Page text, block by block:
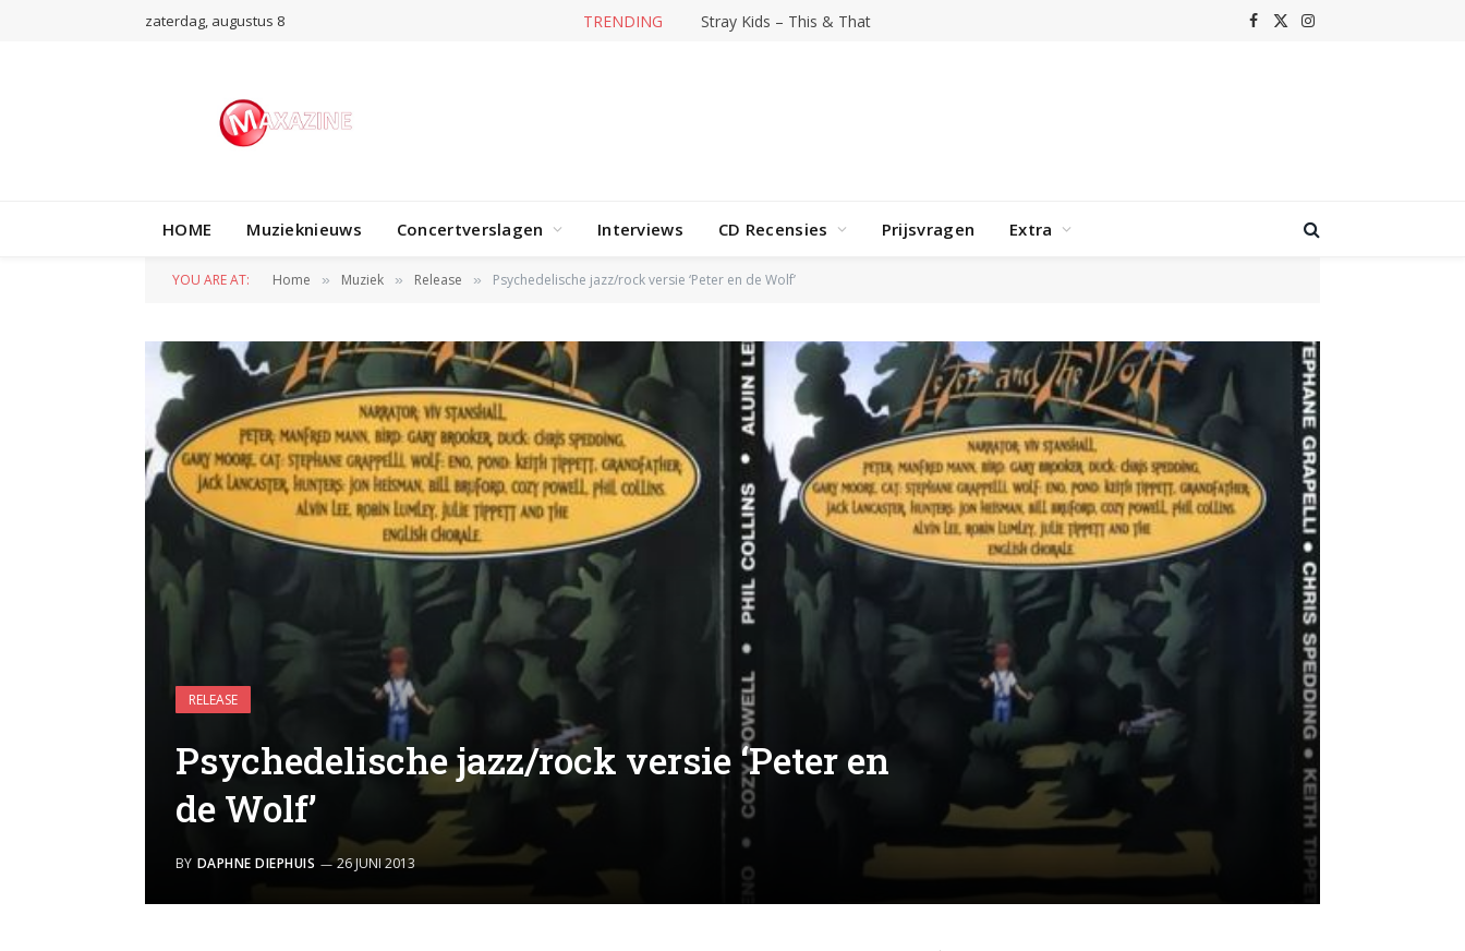
zaterdag, augustus 8 TRENDING Stray Kids – This & That Facebook
X
Instagram
HOME Muzieknieuws Concertverslagen Interviews CD Recensies Prijsvragen Extra
YOU ARE AT: Home » Muziek » Release » Psychedelische jazz/rock versie ‘Peter en de Wolf’
RELEASE
Psychedelische jazz/rock versie ‘Peter en
de Wolf’
BY DAPHNE DIEPHUIS 26 JUNI 2013